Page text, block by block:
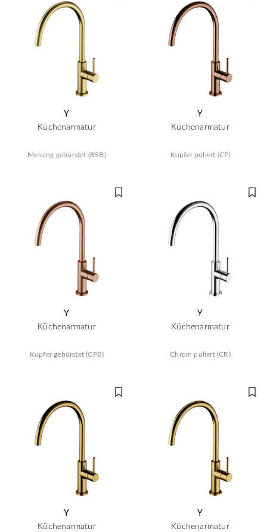
Y
Küchenarmatur
Messing gebürstet (BSB)
Y
Küchenarmatur
Kupfer poliert (CP)
Y
Küchenarmatur
Kupfer gebürstet (CPB)
Y
Küchenarmatur
Chrom poliert (CR)
Y
Küchenarmatur
Y
Küchenarmatur